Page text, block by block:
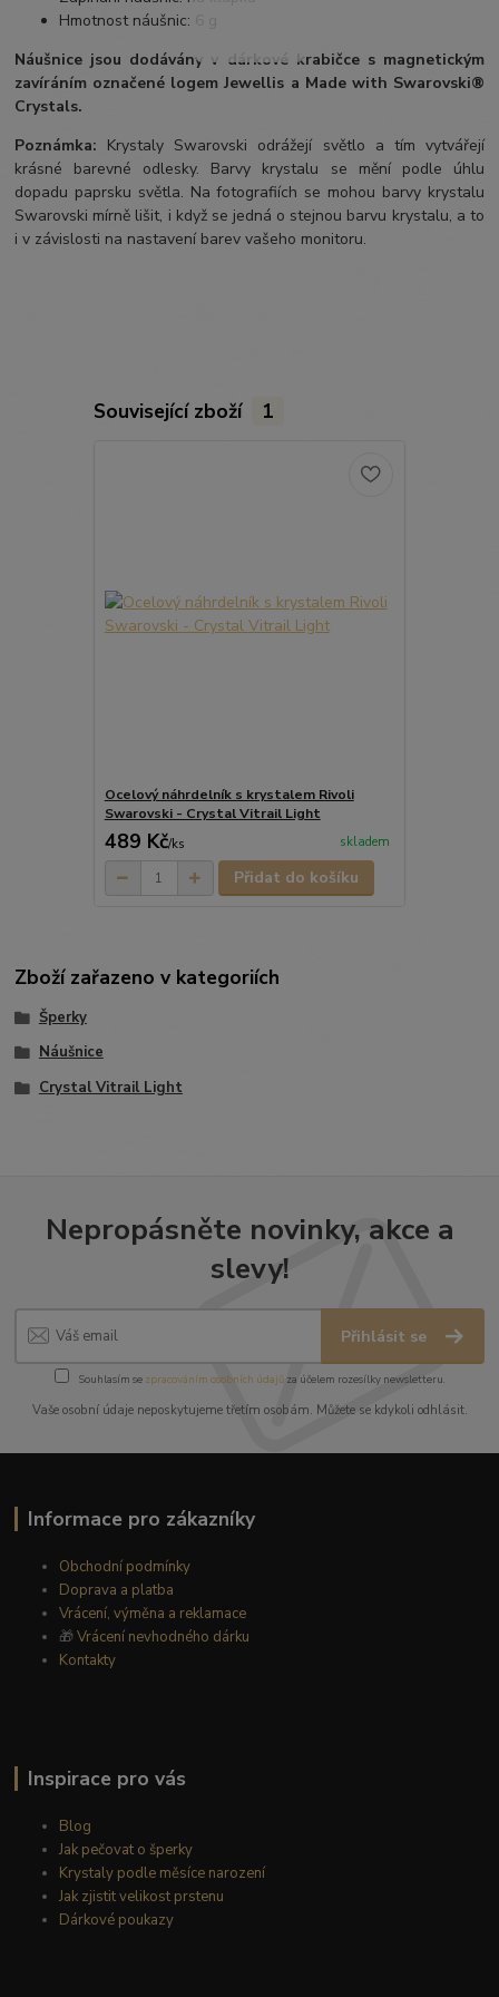
Hmotnost náušnic: 6 g
Náušnice jsou dodávány v dárkové krabičce s magnetickým
zavíráním označené logem Jewellis a Made with Swarovski®
Crystals.
Poznámka: Krystaly Swarovski odrážejí světlo a tím vytvářejí
krásné barevné odlesky. Barvy krystalu se mění podle úhlu
dopadu paprsku světla. Na fotografiích se mohou barvy krystalu
Swarovski mírně lišit, i když se jedná o stejnou barvu krystalu, a to
i v závislosti na nastavení barev vašeho monitoru.
Související zboží 1
Ocelový náhrdelník s krystalem Rivoli
Swarovski - Crystal Vitrail Light
489 Kč/ks skladem
Přidat do košíku
Zboží zařazeno v kategoriích
Šperky
Náušnice
Crystal Vitrail Light
Nepropásněte novinky, akce a
slevy!
Přihlásit se
Souhlasím se zpracováním osobních údajůza účelem rozesílky newsletteru.
Vaše osobní údaje neposkytujeme třetím osobám. Můžete se kdykoli odhlásit.
Informace pro zákazníky
Obchodní podmínky
Doprava a platba
Vrácení, výměna a reklamace
🎁Vrácení nevhodného dárku
Kontakty
Inspirace pro vás
Blog
Jak pečovat o šperky
Krystaly podle měsíce narození
Jak zjistit velikost prstenu
Dárkové poukazy